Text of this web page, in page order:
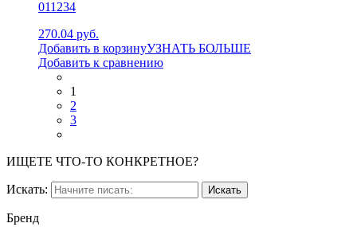
011234
270.04 руб.
Добавить в корзинуУЗНАТЬ БОЛЬШЕ
Добавить к сравнению
1
2
3
ИЩЕТЕ ЧТО-ТО КОНКРЕТНОЕ?
Искать:
Бренд